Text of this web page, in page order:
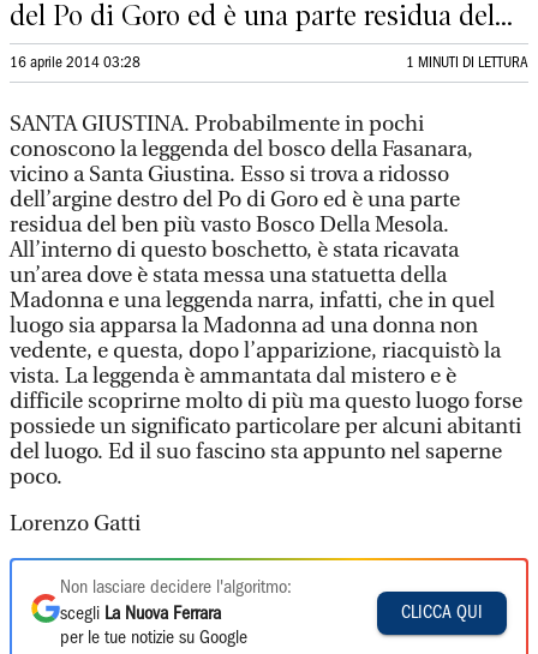
del Po di Goro ed è una parte residua del...
16 aprile 2014 03:28 1 MINUTI DI LETTURA
SANTA GIUSTINA. Probabilmente in pochi
conoscono la leggenda del bosco della Fasanara,
vicino a Santa Giustina. Esso si trova a ridosso
dell’argine destro del Po di Goro ed è una parte
residua del ben più vasto Bosco Della Mesola.
All’interno di questo boschetto, è stata ricavata
un’area dove è stata messa una statuetta della
Madonna e una leggenda narra, infatti, che in quel
luogo sia apparsa la Madonna ad una donna non
vedente, e questa, dopo l’apparizione, riacquistò la
vista. La leggenda è ammantata dal mistero e è
difficile scoprirne molto di più ma questo luogo forse
possiede un significato particolare per alcuni abitanti
del luogo. Ed il suo fascino sta appunto nel saperne
poco.
Lorenzo Gatti
Non lasciare decidere l'algoritmo:
scegli La Nuova Ferrara
per le tue notizie su Google
CLICCA QUI